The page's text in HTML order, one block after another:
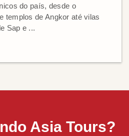
do país, desde o
templos de Angkor até vilas
Sap e ...
Asia Tours?